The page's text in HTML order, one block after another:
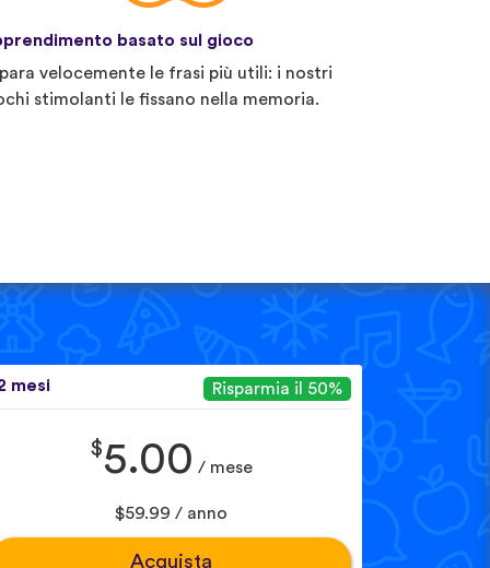
basato sul gioco
velocemente le frasi più utili: i nostri
stimolanti le fissano nella memoria.
mesi Risparmia il 50%
$5.00 / mese
$59.99 / anno
Acquista